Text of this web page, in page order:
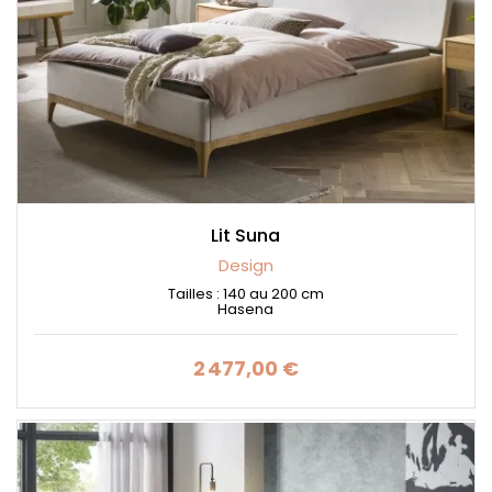
Lit Suna
Design
Tailles : 140 au 200 cm
Hasena
Prix
2 477,00 €